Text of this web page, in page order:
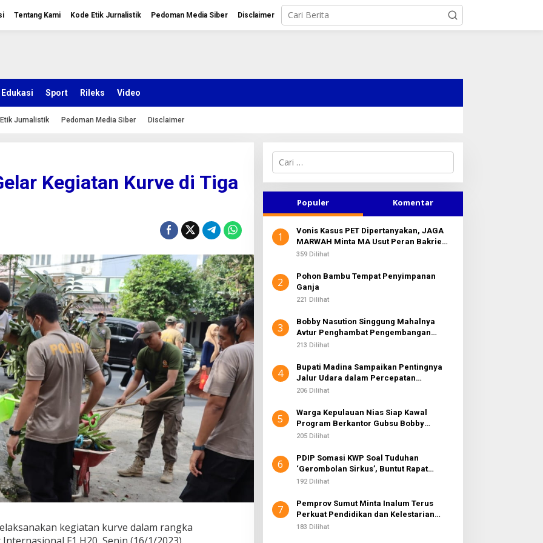
Tentang Kami Kode Etik Jurnalistik Pedoman Media Siber Disclaimer
Edukasi Sport Rileks Video
Etik Jurnalistik Pedoman Media Siber Disclaimer
Kegiatan Kurve di Tiga
kegiatan kurve dalam rangka
C
i
n
u
k
Populer Komentar
1
Vonis Kasus PET Dipertanyakan, JAGA
MARWAH Minta MA Usut Peran Bakrie
Group
359 Dilihat
2
Pohon Bambu Tempat Penyimpanan
Ganja
221 Dilihat
3
Bobby Nasution Singgung Mahalnya
Avtur Penghambat Pengembangan
Industri Penerbangan di Sumut
213 Dilihat
4
Bupati Madina Sampaikan Pentingnya
Jalur Udara dalam Percepatan
Pembangunan
206 Dilihat
5
Warga Kepulauan Nias Siap Kawal
Program Berkantor Gubsu Bobby
Nasution
205 Dilihat
6
PDIP Somasi KWP Soal Tuduhan
‘Gerombolan Sirkus’, Buntut Rapat
Komisi II Dipimpin Sufmi Dasco Ahmad
192 Dilihat
7
Pemprov Sumut Minta Inalum Terus
Perkuat Pendidikan dan Kelestarian
Lingkungan di Kawasan Danau Toba
183 Dilihat